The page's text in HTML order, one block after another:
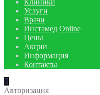
Услуги
Врачи
Инстамед Online
Цены
Акции
Информация
Контакты
Авторизация